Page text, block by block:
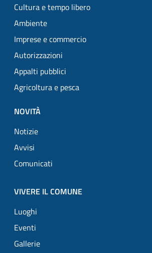
Cultura e tempo libero
Ambiente
Imprese e commercio
Autorizzazioni
Appalti pubblici
Agricoltura e pesca
NOVITÀ
Notizie
Avvisi
Comunicati
VIVERE IL COMUNE
Luoghi
Eventi
Gallerie